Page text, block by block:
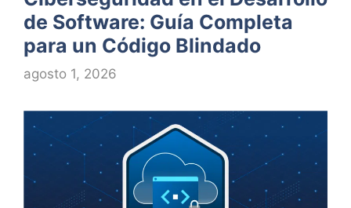
de Software: Guía Completa
para un Código Blindado
agosto 1, 2026